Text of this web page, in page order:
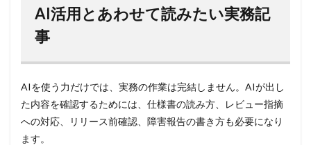
AI活用とあわせて読みたい実務記
事
AIを使う力だけでは、実務の作業は完結しません。AIが出し
た内容を確認するためには、仕様書の読み方、レビュー指摘
への対応、リリース前確認、障害報告の書き方も必要になり
ます。